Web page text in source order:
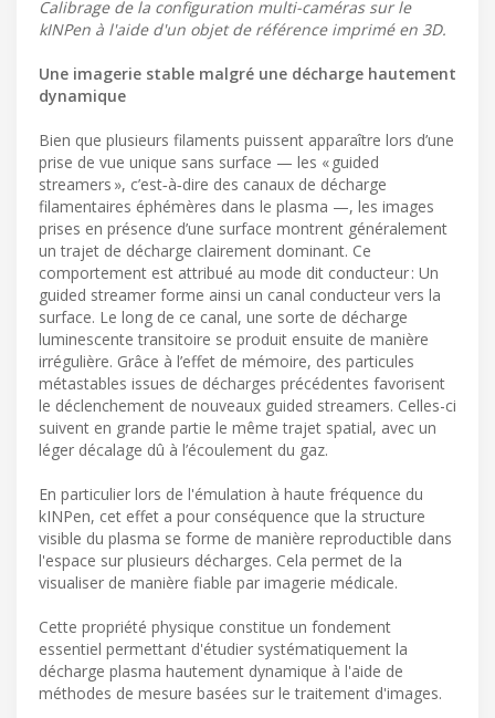
Calibrage de la configuration multi-caméras sur le
kINPen à l'aide d'un objet de référence imprimé en 3D.
Une imagerie stable malgré une décharge hautement
dynamique
Bien que plusieurs filaments puissent apparaître lors d’une
prise de vue unique sans surface — les « guided
streamers », c’est‑à‑dire des canaux de décharge
filamentaires éphémères dans le plasma —, les images
prises en présence d’une surface montrent généralement
un trajet de décharge clairement dominant. Ce
comportement est attribué au mode dit conducteur : Un
guided streamer forme ainsi un canal conducteur vers la
surface. Le long de ce canal, une sorte de décharge
luminescente transitoire se produit ensuite de manière
irrégulière. Grâce à l’effet de mémoire, des particules
métastables issues de décharges précédentes favorisent
le déclenchement de nouveaux guided streamers. Celles-ci
suivent en grande partie le même trajet spatial, avec un
léger décalage dû à l’écoulement du gaz.
En particulier lors de l'émulation à haute fréquence du
kINPen, cet effet a pour conséquence que la structure
visible du plasma se forme de manière reproductible dans
l'espace sur plusieurs décharges. Cela permet de la
visualiser de manière fiable par imagerie médicale.
Cette propriété physique constitue un fondement
essentiel permettant d'étudier systématiquement la
décharge plasma hautement dynamique à l'aide de
méthodes de mesure basées sur le traitement d'images.